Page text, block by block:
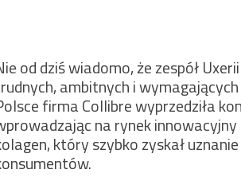
od dziś wiadomo, że zespół
ambitnych i
firma Collibre wyprzedziła
na rynek
który szybko zyskał